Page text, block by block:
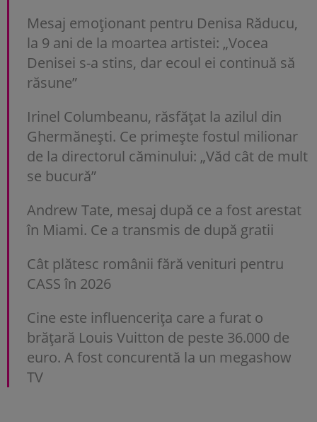
Mesaj emoționant pentru Denisa Răducu,
la 9 ani de la moartea artistei: „Vocea
Denisei s-a stins, dar ecoul ei continuă să
răsune”
Irinel Columbeanu, răsfățat la azilul din
Ghermănești. Ce primește fostul milionar
de la directorul căminului: „Văd cât de mult
se bucură”
Andrew Tate, mesaj după ce a fost arestat
în Miami. Ce a transmis de după gratii
Cât plătesc românii fără venituri pentru
CASS în 2026
Cine este influencerița care a furat o
brățară Louis Vuitton de peste 36.000 de
euro. A fost concurentă la un megashow
TV